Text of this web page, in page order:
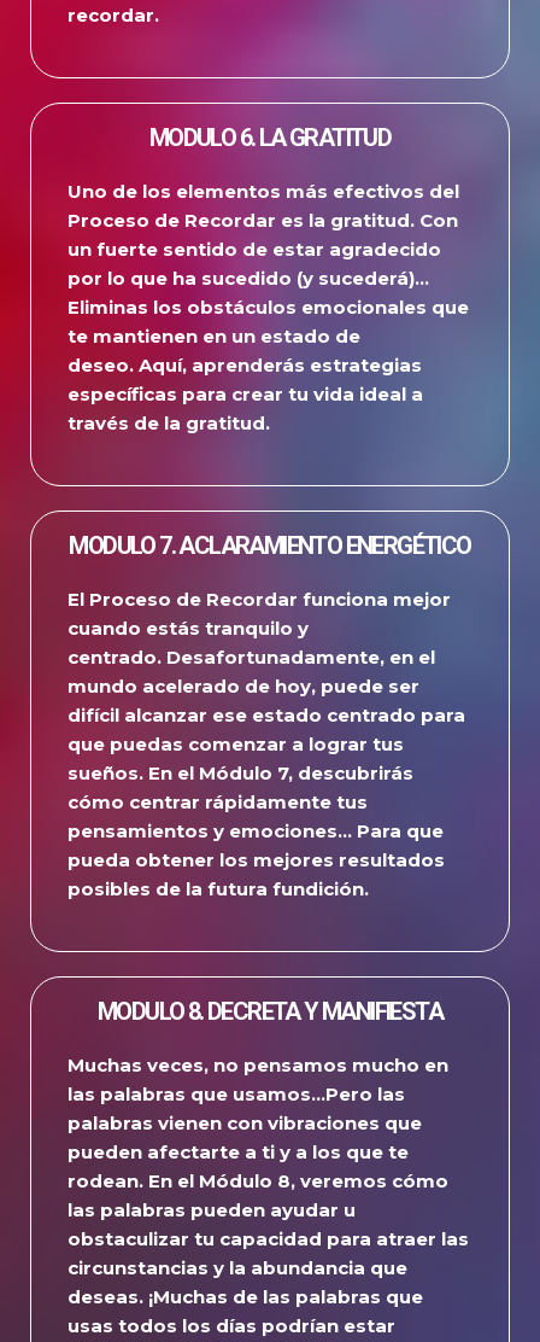
recordar.
MODULO 6. LA GRATITUD
Uno de los elementos más efectivos del
Proceso de Recordar es la gratitud. Con
un fuerte sentido de estar agradecido
por lo que ha sucedido (y sucederá)…
Eliminas los obstáculos emocionales que
te mantienen en un estado de
deseo. Aquí, aprenderás estrategias
específicas para crear tu vida ideal a
través de la gratitud.
MODULO 7. ACLARAMIENTO ENERGÉTICO
El Proceso de Recordar funciona mejor
cuando estás tranquilo y
centrado. Desafortunadamente, en el
mundo acelerado de hoy, puede ser
difícil alcanzar ese estado centrado para
que puedas comenzar a lograr tus
sueños. En el Módulo 7, descubrirás
cómo centrar rápidamente tus
pensamientos y emociones… Para que
pueda obtener los mejores resultados
posibles de la futura fundición.
MODULO 8. DECRETA Y MANIFIESTA
Muchas veces, no pensamos mucho en
las palabras que usamos…Pero las
palabras vienen con vibraciones que
pueden afectarte a ti y a los que te
rodean. En el Módulo 8, veremos cómo
las palabras pueden ayudar u
obstaculizar tu capacidad para atraer las
circunstancias y la abundancia que
deseas. ¡Muchas de las palabras que
usas todos los días podrían estar